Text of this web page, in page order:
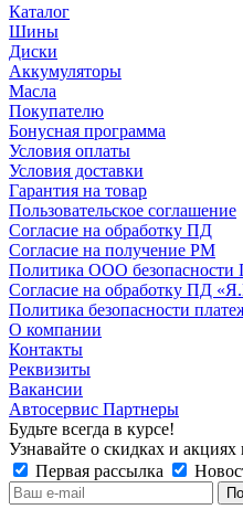
Каталог
Шины
Диски
Аккумуляторы
Масла
Покупателю
Бонусная программа
Условия оплаты
Условия доставки
Гарантия на товар
Пользовательское соглашение
Согласие на обработку ПД
Согласие на получение РМ
Политика ООО
Согласие на обработку ПД
Политика безопасности
О компании
Контакты
Реквизиты
Вакансии
Автосервис Партнеры
Будьте всегда в курсе!
Узнавайте о скидках и
Первая рассылка